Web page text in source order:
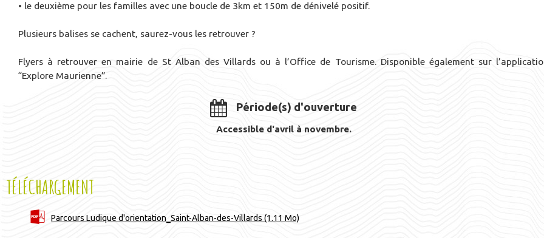
• le deuxième pour les familles avec une boucle de 3km et 150m de dénivelé positif.
Plusieurs balises se cachent, saurez-vous les retrouver ?
Flyers à retrouver en mairie de St Alban des Villards ou à l’Office de Tourisme. Disponible également sur
“Explore Maurienne”.
Période(s) d'ouverture
Accessible d'avril à novembre.
TÉLÉCHARGEMENT
Parcours Ludique d'orientation_Saint-Alban-des-Villards (1.11 Mo)